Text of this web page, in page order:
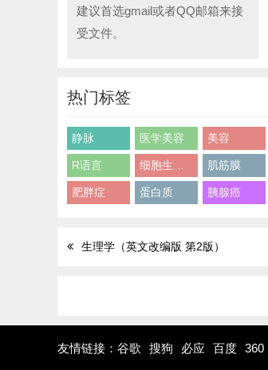
建议首选gmail或者QQ邮箱来接
受文件。
热门标签
静脉 医学美容 美容
R语言 肌筋膜
肥胖症 蛋白质 胰腺癌
生理学（英文改编版 第2版）
友情链接： 谷歌 搜狗 必应 百度 360